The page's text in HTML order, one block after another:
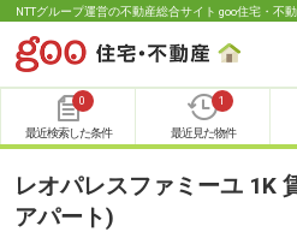
NTTグループ運営の不動産総合サイト goo住宅・不
0
最近検索した条件
1
最近見た物件
レオパレスファミーユ 1K
アパート)